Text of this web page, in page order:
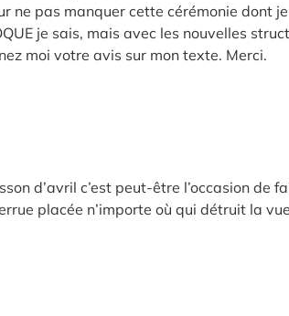
ne pas manquer cette cérémonie dont
je sais, mais avec les nouvelles
moi votre avis sur mon texte. Merci.
d’avril c’est peut-être l’occasion de
placée n’importe où qui détruit la